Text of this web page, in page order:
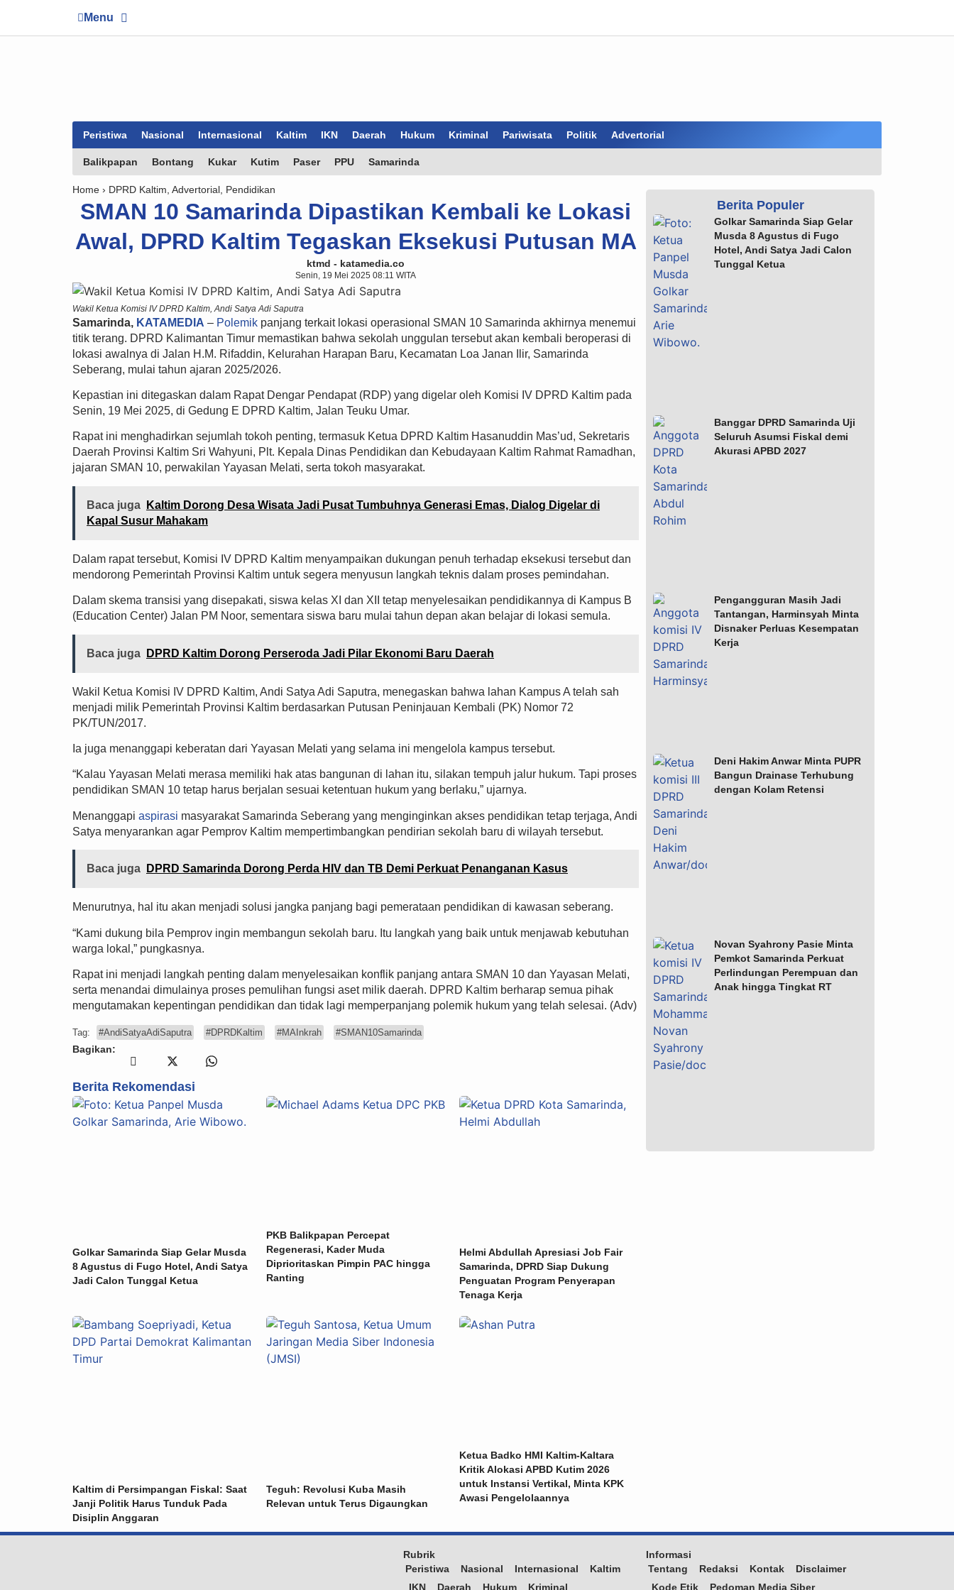
Menu
Peristiwa Nasional Internasional Kaltim IKN Daerah Hukum Kriminal Pariwisata Politik Advertorial
Balikpapan Bontang Kukar Kutim Paser PPU Samarinda
Home › DPRD Kaltim Advertorial Pendidikan
SMAN 10 Samarinda Dipastikan Kembali ke Lokasi
Awal, DPRD Kaltim Tegaskan Eksekusi Putusan MA
ktmd - katamedia.co
Senin, 19 Mei 2025 08:11 WITA
Wakil Ketua Komisi IV DPRD Kaltim, Andi Satya Adi Saputra
Samarinda, KATAMEDIA – Polemik panjang terkait lokasi operasional SMAN 10 Samarinda akhirnya menemui
titik terang. DPRD Kalimantan Timur memastikan bahwa sekolah unggulan tersebut akan kembali beroperasi di
lokasi awalnya di Jalan H.M. Rifaddin, Kelurahan Harapan Baru, Kecamatan Loa Janan Ilir, Samarinda
Seberang, mulai tahun ajaran 2025/2026.
Kepastian ini ditegaskan dalam Rapat Dengar Pendapat (RDP) yang digelar oleh Komisi IV DPRD Kaltim pada
Senin, 19 Mei 2025, di Gedung E DPRD Kaltim, Jalan Teuku Umar.
Rapat ini menghadirkan sejumlah tokoh penting, termasuk Ketua DPRD Kaltim Hasanuddin Mas’ud, Sekretaris
Daerah Provinsi Kaltim Sri Wahyuni, Plt. Kepala Dinas Pendidikan dan Kebudayaan Kaltim Rahmat Ramadhan,
jajaran SMAN 10, perwakilan Yayasan Melati, serta tokoh masyarakat.
Baca juga
Kaltim Dorong Desa Wisata Jadi Pusat Tumbuhnya Generasi Emas, Dialog Digelar di
Kapal Susur Mahakam
Dalam rapat tersebut, Komisi IV DPRD Kaltim menyampaikan dukungan penuh terhadap eksekusi tersebut dan
mendorong Pemerintah Provinsi Kaltim untuk segera menyusun langkah teknis dalam proses pemindahan.
Dalam skema transisi yang disepakati, siswa kelas XI dan XII tetap menyelesaikan pendidikannya di Kampus B
(Education Center) Jalan PM Noor, sementara siswa baru mulai tahun depan akan belajar di lokasi semula.
Baca juga DPRD Kaltim Dorong Perseroda Jadi Pilar Ekonomi Baru Daerah
Wakil Ketua Komisi IV DPRD Kaltim, Andi Satya Adi Saputra, menegaskan bahwa lahan Kampus A telah sah
menjadi milik Pemerintah Provinsi Kaltim berdasarkan Putusan Peninjauan Kembali (PK) Nomor 72
PK/TUN/2017.
Ia juga menanggapi keberatan dari Yayasan Melati yang selama ini mengelola kampus tersebut.
“Kalau Yayasan Melati merasa memiliki hak atas bangunan di lahan itu, silakan tempuh jalur hukum. Tapi proses
pendidikan SMAN 10 tetap harus berjalan sesuai ketentuan hukum yang berlaku,” ujarnya.
Menanggapi aspirasi masyarakat Samarinda Seberang yang menginginkan akses pendidikan tetap terjaga, Andi
Satya menyarankan agar Pemprov Kaltim mempertimbangkan pendirian sekolah baru di wilayah tersebut.
Baca juga DPRD Samarinda Dorong Perda HIV dan TB Demi Perkuat Penanganan Kasus
Menurutnya, hal itu akan menjadi solusi jangka panjang bagi pemerataan pendidikan di kawasan seberang.
“Kami dukung bila Pemprov ingin membangun sekolah baru. Itu langkah yang baik untuk menjawab kebutuhan
warga lokal,” pungkasnya.
Rapat ini menjadi langkah penting dalam menyelesaikan konflik panjang antara SMAN 10 dan Yayasan Melati,
serta menandai dimulainya proses pemulihan fungsi aset milik daerah. DPRD Kaltim berharap semua pihak
mengutamakan kepentingan pendidikan dan tidak lagi memperpanjang polemik hukum yang telah selesai. (Adv)
Tag: #AndiSatyaAdiSaputra #DPRDKaltim #MAInkrah #SMAN10Samarinda
Bagikan:
Berita Rekomendasi
Golkar Samarinda Siap Gelar Musda
8 Agustus di Fugo Hotel, Andi Satya
Jadi Calon Tunggal Ketua
PKB Balikpapan Percepat
Regenerasi, Kader Muda
Diprioritaskan Pimpin PAC hingga
Ranting
Helmi Abdullah Apresiasi Job Fair
Samarinda, DPRD Siap Dukung
Penguatan Program Penyerapan
Tenaga Kerja
Kaltim di Persimpangan Fiskal: Saat
Janji Politik Harus Tunduk Pada
Disiplin Anggaran
Teguh: Revolusi Kuba Masih
Relevan untuk Terus Digaungkan
Ketua Badko HMI Kaltim-Kaltara
Kritik Alokasi APBD Kutim 2026
untuk Instansi Vertikal, Minta KPK
Awasi Pengelolaannya
Berita Populer
Golkar Samarinda Siap Gelar
Musda 8 Agustus di Fugo
Hotel, Andi Satya Jadi Calon
Tunggal Ketua
Banggar DPRD Samarinda Uji
Seluruh Asumsi Fiskal demi
Akurasi APBD 2027
Pengangguran Masih Jadi
Tantangan, Harminsyah Minta
Disnaker Perluas Kesempatan
Kerja
Deni Hakim Anwar Minta PUPR
Bangun Drainase Terhubung
dengan Kolam Retensi
Novan Syahrony Pasie Minta
Pemkot Samarinda Perkuat
Perlindungan Perempuan dan
Anak hingga Tingkat RT
Rubrik
Peristiwa
Nasional Internasional
Kaltim
IKN
Daerah Hukum Kriminal
Informasi
Tentang
Redaksi Kontak
Disclaimer
Kode Etik
Pedoman Media Siber